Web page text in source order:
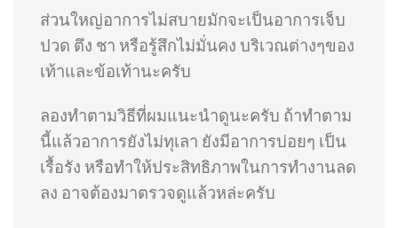
ส่วนใหญ่อาการไม่สบายมักจะเป็นอาการเจ็บ
ปวด ตึง ชา หรือรู้สึกไม่มั่นคง บริเวณต่างๆของ
เท้าและข้อเท้านะครับ
ลองทำตามวิธีที่ผมแนะนำดูนะครับ ถ้าทำตาม
นี้แล้วอาการยังไม่ทุเลา ยังมีอาการบ่อยๆ เป็น
เรื้อรัง หรือทำให้ประสิทธิภาพในการทำงานลด
ลง อาจต้องมาตรวจดูแล้วหล่ะครับ